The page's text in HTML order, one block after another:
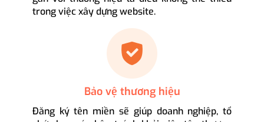
trong việc xây dựng website.
Bảo vệ thương hiệu
Đăng ký tên miền sẽ giúp doanh nghiệp, tổ